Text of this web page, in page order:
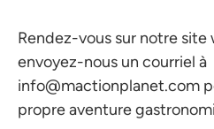
Rendez-vous sur notre
envoyez-nous un courriel à
info@mactionplanet.com
propre aventure